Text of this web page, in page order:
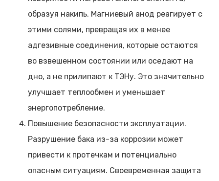
образуя накипь. Магниевый анод реагирует с
этими солями, превращая их в менее
адгезивные соединения, которые остаются
во взвешенном состоянии или оседают на
дно, а не прилипают к ТЭНу. Это значительно
улучшает теплообмен и уменьшает
энергопотребление.
Повышение безопасности эксплуатации.
Разрушение бака из-за коррозии может
привести к протечкам и потенциально
опасным ситуациям. Своевременная защита